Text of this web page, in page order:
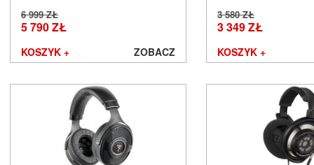
6 999 ZŁ
5 790 ZŁ
KOSZYK + ZOBACZ
3 580 ZŁ
3 349 ZŁ
KOSZYK +